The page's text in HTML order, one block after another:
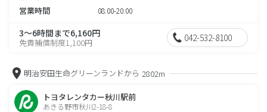
営業時間 08:00-20:00
3～6時間まで6,160円
免責補償制度1,100円 042-532-8100
明治安田生命グリーンランドから 2802m
トヨタレンタカー秋川駅前
あきる野市秋川2-18-8